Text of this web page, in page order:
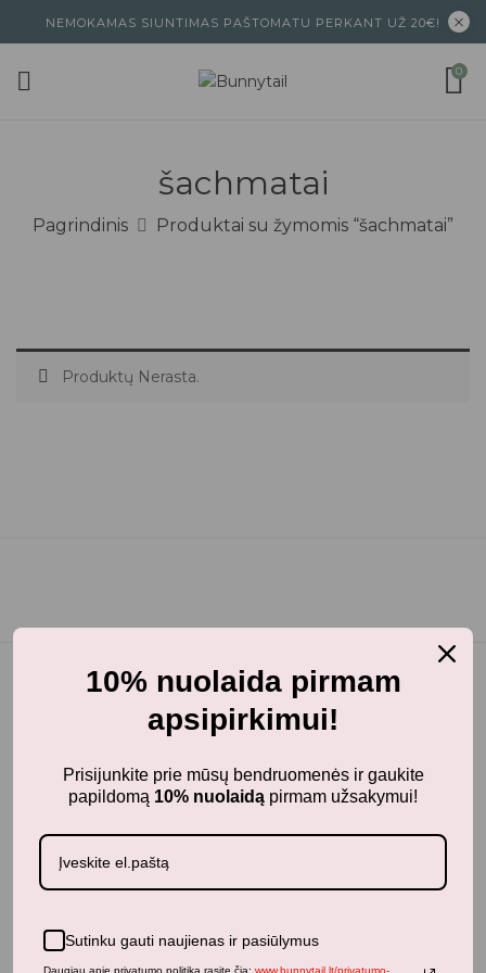
NEMOKAMAS SIUNTIMAS PAŠTOMATU PERKANT UŽ 20€!
0
šachmatai
Pagrindinis Produktai su žymomis “šachmatai”
Produktų Nerasta.
– vaikiškų prekių krautuvėlė, kurioje rasite
kokybiškus ir stilingus daiktus savo vaikams!
Aksesuarai
Apranga
Pažaiskime
Populiariausi
10% nuolaida pirmam
apsipirkimui!
Prisijunkite prie mūsų bendruomenės ir gaukite
papildomą 10% nuolaidą pirmam užsakymui!
Sutinku gauti naujienas ir pasiūlymus
Daugiau apie privatumo politiką rasite čia: www.bunnytail.lt/privatumo-